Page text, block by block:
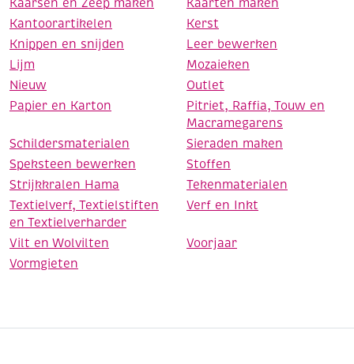
Kaarsen en Zeep maken
Kaarten maken
Kantoorartikelen
Kerst
Knippen en snijden
Leer bewerken
Lijm
Mozaieken
Nieuw
Outlet
Papier en Karton
Pitriet, Raffia, Touw en
Macramegarens
Schildersmaterialen
Sieraden maken
Speksteen bewerken
Stoffen
Strijkkralen Hama
Tekenmaterialen
Textielverf, Textielstiften
en Textielverharder
Verf en Inkt
Vilt en Wolvilten
Voorjaar
Vormgieten